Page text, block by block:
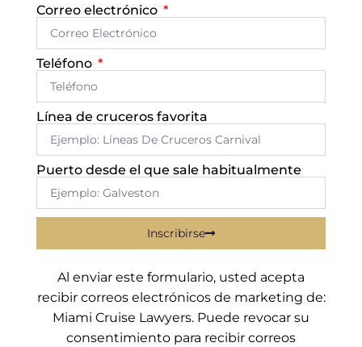
Correo electrónico
Teléfono
Línea de cruceros favorita
Puerto desde el que sale habitualmente
Inscribirse
Al enviar este formulario, usted acepta
recibir correos electrónicos de marketing de:
Miami Cruise Lawyers. Puede revocar su
consentimiento para recibir correos